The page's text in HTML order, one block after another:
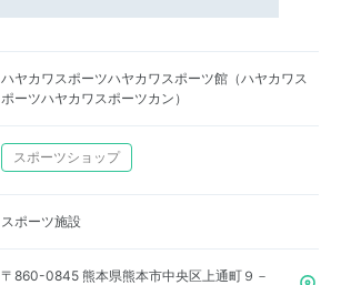
ハヤカワスポーツハヤカワスポーツ館（ハヤカワス
ポーツハヤカワスポーツカン）
スポーツショップ
スポーツ施設
〒860-0845 熊本県熊本市中央区上通町９－